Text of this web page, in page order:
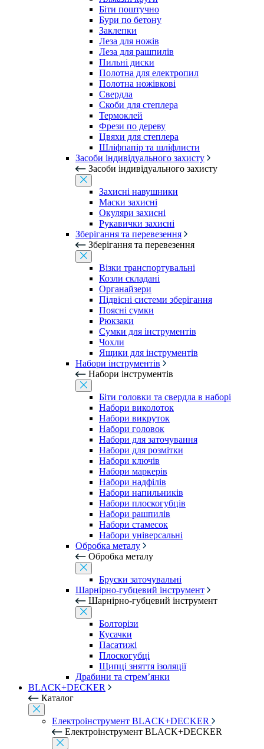
Біти поштучно
Бури по бетону
Заклепки
Леза для ножів
Леза для рашпилів
Пильні диски
Полотна для електропил
Полотна ножівкові
Свердла
Скоби для степлера
Термоклей
Фрези по дереву
Цвяхи для степлера
Шліфпапір та шліфлисти
Засоби індивідуального захисту
Засоби індивідуального захисту
Захисні навушники
Маски захисні
Окуляри захисні
Рукавички захисні
Зберігання та перевезення
Зберігання та перевезення
Візки транспортувальні
Козли складані
Органайзери
Підвісні системи зберігання
Поясні сумки
Рюкзаки
Сумки для інструментів
Чохли
Ящики для інструментів
Набори інструментів
Набори інструментів
Біти головки та свердла в наборі
Набори виколоток
Набори викруток
Набори головок
Набори для заточування
Набори для розмітки
Набори ключів
Набори маркерів
Набори надфілів
Набори напильників
Набори плоскогубців
Набори рашпилів
Набори стамесок
Набори універсальні
Обробка металу
Обробка металу
Бруски заточувальні
Шарнірно-губцевий інструмент
Шарнірно-губцевий інструмент
Болторізи
Кусачки
Пасатижі
Плоскогубці
Щипці зняття ізоляції
Драбини та стрем’янки
BLACK+DECKER
Каталог
Електроінструмент BLACK+DECKER
Електроінструмент BLACK+DECKER